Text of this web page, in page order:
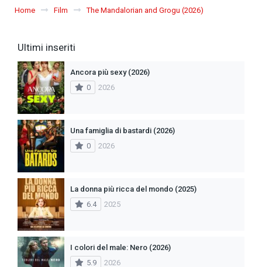
Home Film The Mandalorian and Grogu (2026)
Ultimi inseriti
Ancora più sexy (2026)
0
2026
Una famiglia di bastardi (2026)
0
2026
La donna più ricca del mondo (2025)
6.4
2025
I colori del male: Nero (2026)
5.9
2026